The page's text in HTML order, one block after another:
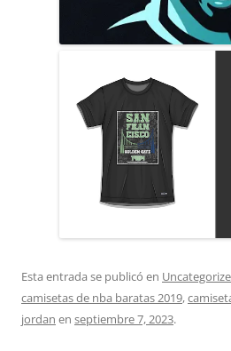
Esta entrada se publicó en
camisetas de nba baratas 2019,
jordan en septiembre 7, 2023.